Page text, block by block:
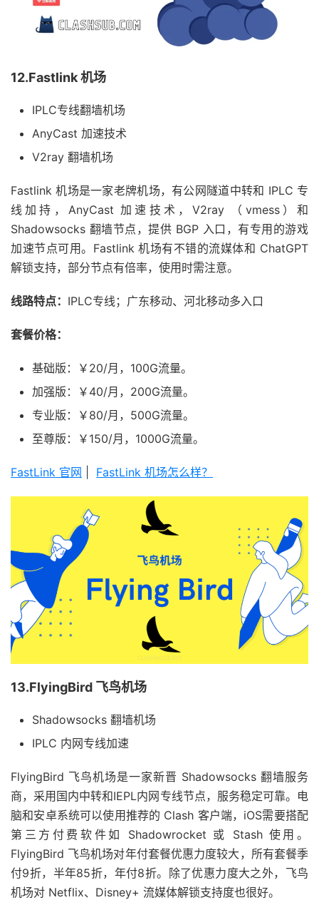
12.Fastlink 机场
IPLC专线翻墙机场
AnyCast 加速技术
V2ray 翻墙机场
Fastlink 机场是一家老牌机场，有公网隧道中转和 IPLC 专
线加持，AnyCast 加速技术，V2ray （vmess）和
Shadowsocks 翻墙节点，提供 BGP 入口，有专用的游戏
加速节点可用。Fastlink 机场有不错的流媒体和 ChatGPT
解锁支持，部分节点有倍率，使用时需注意。
线路特点： IPLC专线；广东移动、河北移动多入口
套餐价格：
基础版：￥20/月，100G流量。
加强版：￥40/月，200G流量。
专业版：￥80/月，500G流量。
至尊版：￥150/月，1000G流量。
FastLink 官网 FastLink 机场怎么样？
13.FlyingBird 飞鸟机场
Shadowsocks 翻墙机场
IPLC 内网专线加速
FlyingBird 飞鸟机场是一家新晋 Shadowsocks 翻墙服务
商，采用国内中转和IEPL内网专线节点，服务稳定可靠。电
脑和安卓系统可以使用推荐的 Clash 客户端，iOS需要搭配
第三方付费软件如 Shadowrocket 或 Stash 使用。
FlyingBird 飞鸟机场对年付套餐优惠力度较大，所有套餐季
付9折，半年85折，年付8折。除了优惠力度大之外，飞鸟
机场对 Netflix、Disney+ 流媒体解锁支持度也很好。